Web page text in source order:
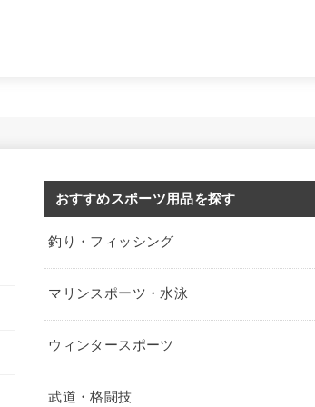
おすすめスポーツ用品を探す
釣り・フィッシング
マリンスポーツ・水泳
ウィンタースポーツ
武道・格闘技